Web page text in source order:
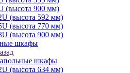
(высота 900 мм)
(высота 592 мм)
(высота 770 мм)
(высота 900 мм)
шкафы
шкафы
(высота 634 мм)